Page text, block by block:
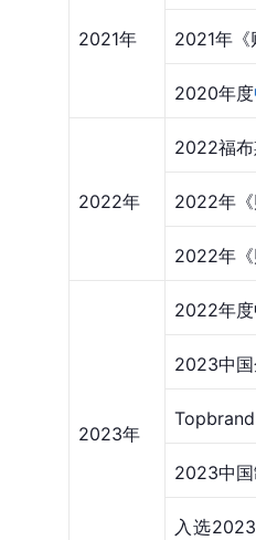
2021年 2021年
2020年度
2022年
2022福
2022年
2022年
2023年
2022年
2023中
2023中
入选